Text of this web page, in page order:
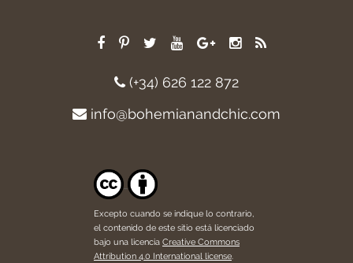
(+34) 626 122 872
info@bohemianandchic.com
Excepto cuando se indique lo contrario,
el contenido de este sitio está licenciado
bajo una licencia Creative Commons
Attribution 4.0 International license.